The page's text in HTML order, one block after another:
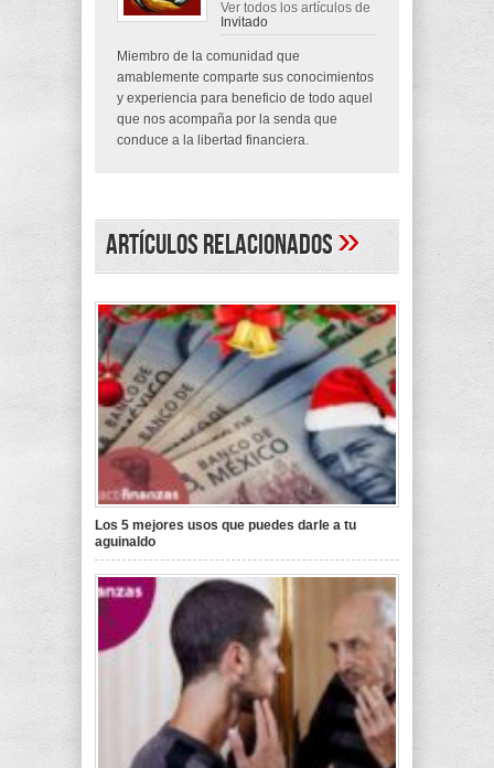
Ver todos los artículos de
Invitado
Miembro de la comunidad que
amablemente comparte sus conocimientos
y experiencia para beneficio de todo aquel
que nos acompaña por la senda que
conduce a la libertad financiera.
Artículos Relacionados»
Los 5 mejores usos que puedes darle a tu
aguinaldo